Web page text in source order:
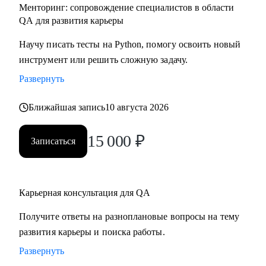
Менторинг: сопровождение специалистов в области
QA для развития карьеры
Научу писать тесты на Python, помогу освоить новый
инструмент или решить сложную задачу.
Развернуть
Ближайшая запись10 августа 2026
Записаться 15 000 ₽
Карьерная консультация для QA
Получите ответы на разноплановые вопросы на тему
развития карьеры и поиска работы.
Развернуть